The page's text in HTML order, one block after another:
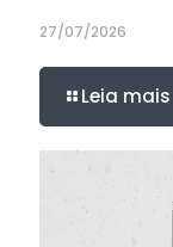
27/07/2026
Leia mais